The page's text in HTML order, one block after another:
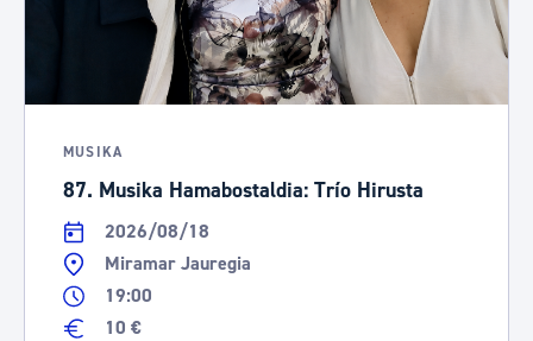
MUSIKA
87. Musika Hamabostaldia: Trío Hirusta
2026/08/18
Miramar Jauregia
19:00
10 €